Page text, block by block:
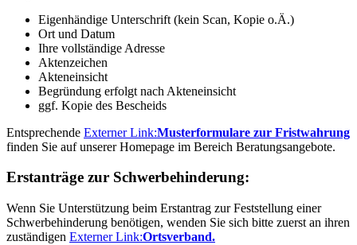
Eigenhändige Unterschrift (kein Scan, Kopie o.Ä.)
Ort und Datum
Ihre vollständige Adresse
Aktenzeichen
Akteneinsicht
Begründung erfolgt nach Akteneinsicht
ggf. Kopie des Bescheids
Entsprechende Externer Link:Musterformulare zur Fristwahrung
finden Sie auf unserer Homepage im Bereich Beratungsangebote.
Erstanträge zur Schwerbehinderung:
Wenn Sie Unterstützung beim Erstantrag zur Feststellung einer
Schwerbehinderung benötigen, wenden Sie sich bitte zuerst an ihren
zuständigen Externer Link:Ortsverband.